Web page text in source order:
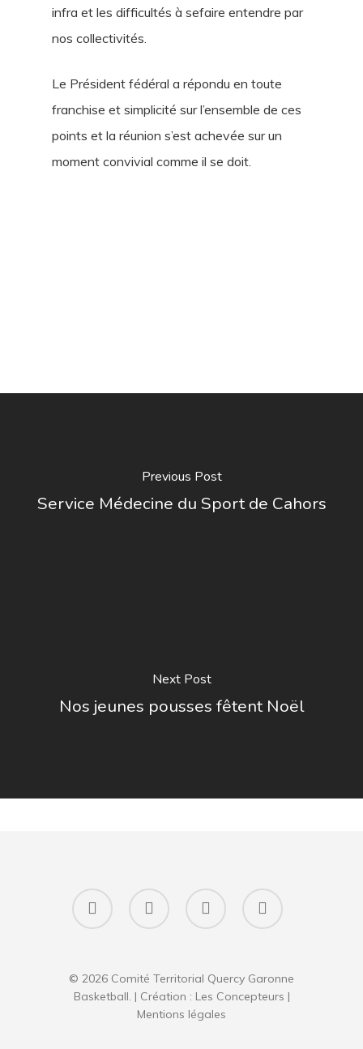
infra et les difficultés à sefaire entendre par
nos collectivités.
Le Président fédéral a répondu en toute
franchise et simplicité sur l’ensemble de ces
points et la réunion s’est achevée sur un
moment convivial comme il se doit.
Previous Post
Service Médecine du Sport de Cahors
Next Post
Nos jeunes pousses fêtent Noël
facebook instagram phone email
© 2026 Comité Territorial Quercy Garonne
Basketball. | Création : Les Concepteurs |
Mentions légales